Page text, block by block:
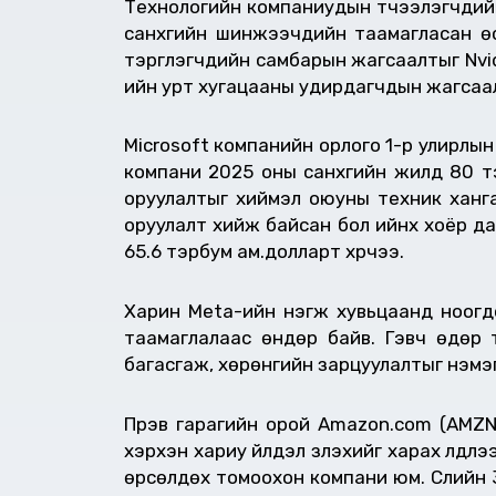
Технологийн компаниудын
санхүүгийн шинжээчдийн таамагласан
тэргүүлэгчдийн самбарын жагсаалтыг
ийн урт хугацааны удирдагчдын
Microsoft компанийн орлого 1-р улирлын
компани 2025 оны санхүүгийн жилд 80
оруулалтыг хиймэл оюуны техник
оруулалт хийж байсан бол ийнхүү хоёр
65.6 тэрбум ам.долларт хүрчээ.
Харин Meta-ийн нэгж хувьцаанд
таамаглалаас өндөр байв. Гэвч өдөр
багасгаж, хөрөнгийн зарцуулалтыг
Пүрэв гарагийн орой Amazon.com
хэрхэн хариу үйлдэл үзүүлэхийг харах
өрсөлдөх томоохон компани юм.